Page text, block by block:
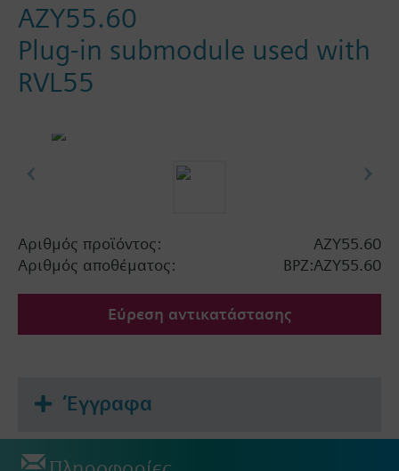
AZY55.60
Plug-in submodule used with
RVL55
Αριθμός προϊόντος:
AZY55.60
Αριθμός αποθέματος:
BPZ:AZY55.60
Εύρεση αντικατάστασης
Έγγραφα